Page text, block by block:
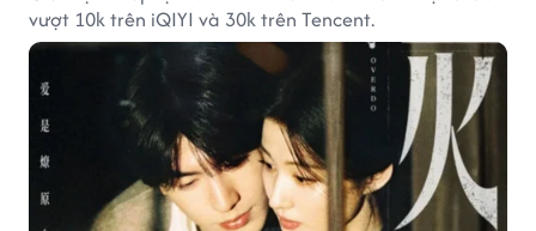
vượt 10k trên iQIYI và 30k trên Tencent.